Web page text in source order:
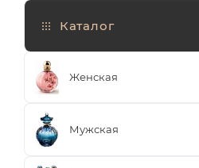
Каталог
Женская
Мужская